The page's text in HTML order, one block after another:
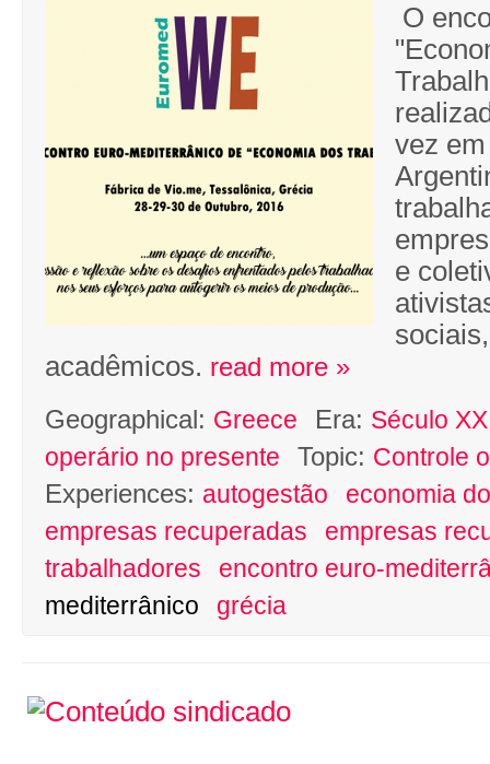
O
vez
e
acadêmicos. read more »
Geographical: Greece Era: Século
operário no presente
Topic: Controle
Experiences: autogestão
economia
empresas recuperadas
empresas
trabalhadores
encontro euro-
mediterrânico
grécia